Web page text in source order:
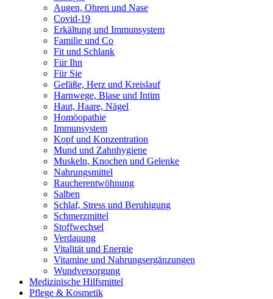
Augen, Ohren und Nase
Covid-19
Erkältung und Immunsystem
Familie und Co
Fit und Schlank
Für Ihn
Für Sie
Gefäße, Herz und Kreislauf
Harnwege, Blase und Intim
Haut, Haare, Nägel
Homöopathie
Immunsystem
Kopf und Konzentration
Mund und Zahnhygiene
Muskeln, Knochen und Gelenke
Nahrungsmittel
Raucherentwöhnung
Salben
Schlaf, Stress und Beruhigung
Schmerzmittel
Stoffwechsel
Verdauung
Vitalität und Energie
Vitamine und Nahrungsergänzungen
Wundversorgung
Medizinische Hilfsmittel
Pflege & Kosmetik